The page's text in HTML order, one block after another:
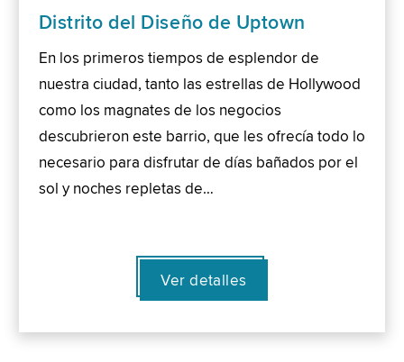
Distrito del Diseño de Uptown
En los primeros tiempos de esplendor de
nuestra ciudad, tanto las estrellas de Hollywood
como los magnates de los negocios
descubrieron este barrio, que les ofrecía todo lo
necesario para disfrutar de días bañados por el
sol y noches repletas de…
Ver detalles